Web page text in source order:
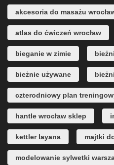
akcesoria do masażu
atlas do ćwiczeń wrocław
bieganie w zimie
bieżnie używane
czterodniowy plan
hantle wrocław sklep
kettler layana majtki
modelowanie sylwetki